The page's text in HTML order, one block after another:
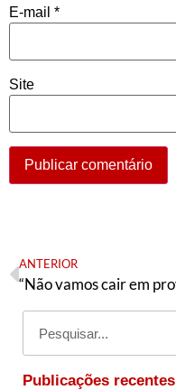
E-mail *
Site
ANTERIOR
Publicações recentes